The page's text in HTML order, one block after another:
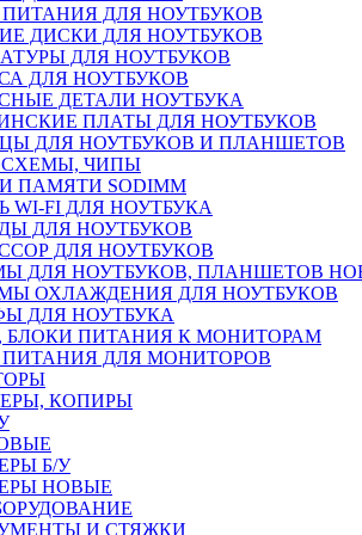
ДЛЯ НОУТБУКОВ
ДИСКИ ДЛЯ НОУТБУКОВ
ДЛЯ НОУТБУКОВ
ДЛЯ НОУТБУКОВ
ДЕТАЛИ НОУТБУКА
ПЛАТЫ ДЛЯ НОУТБУКОВ
ДЛЯ НОУТБУКОВ И ПЛАНШЕТОВ
ЧИПЫ
ПАМЯТИ SODIMM
WI-FI ДЛЯ НОУТБУКА
ДЛЯ НОУТБУКОВ
ДЛЯ НОУТБУКОВ
ДЛЯ НОУТБУКОВ, ПЛАНШЕТОВ
ОХЛАЖДЕНИЯ ДЛЯ НОУТБУКОВ
ДЛЯ НОУТБУКА
ПИТАНИЯ К МОНИТОРАМ
ПИТАНИЯ ДЛЯ МОНИТОРОВ
КОПИРЫ
Б/У
НОВЫЕ
И СТЯЖКИ